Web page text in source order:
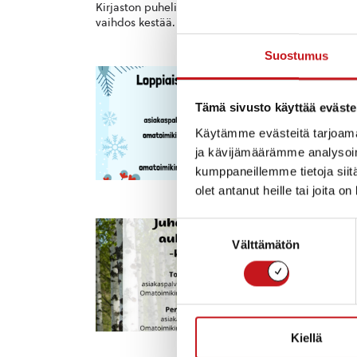
Suostumus
Tämä sivusto käyttää
Käytämme evästeitä
ja kävijämäärämme
kumppaneillemme tietoja
olet antanut heille tai joita
Suostumuksen
valinta
Välttämätön
Kiellä
Kirjaston puhelinnumero 040 164 3000 ei tällä
vaihdos kestää. Kirjaston henkilökunnan numeron